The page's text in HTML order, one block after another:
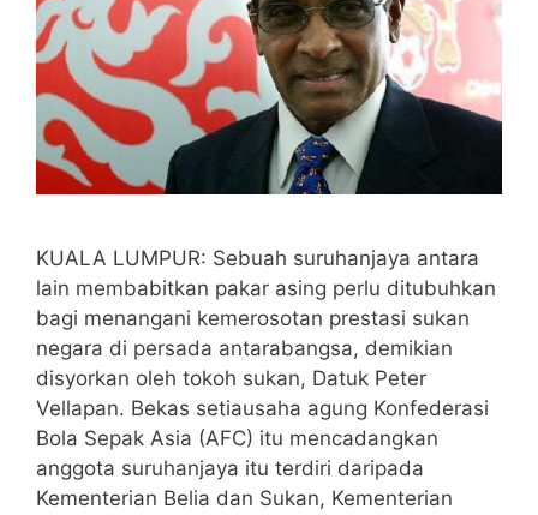
KUALA LUMPUR: Sebuah suruhanjaya antara
lain membabitkan pakar asing perlu ditubuhkan
bagi menangani kemerosotan prestasi sukan
negara di persada antarabangsa, demikian
disyorkan oleh tokoh sukan, Datuk Peter
Vellapan. Bekas setiausaha agung Konfederasi
Bola Sepak Asia (AFC) itu mencadangkan
anggota suruhanjaya itu terdiri daripada
Kementerian Belia dan Sukan, Kementerian